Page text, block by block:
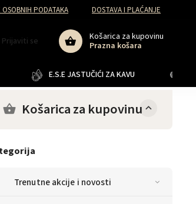
PODATAKA
DOSTAVA I PLAĆANJE
Košarica za kupovinu
Prazna košara
Prijaviti se
E.S.E JASTUČIĆI ZA KAVU
Košarica za kupovinu
Trenutne akcije i novosti